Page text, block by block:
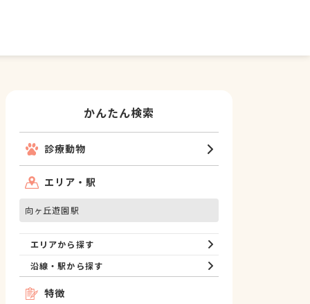
かんたん検索
診療動物
エリア・駅
向ヶ丘遊園駅
エリアから探す
沿線・駅から探す
特徴